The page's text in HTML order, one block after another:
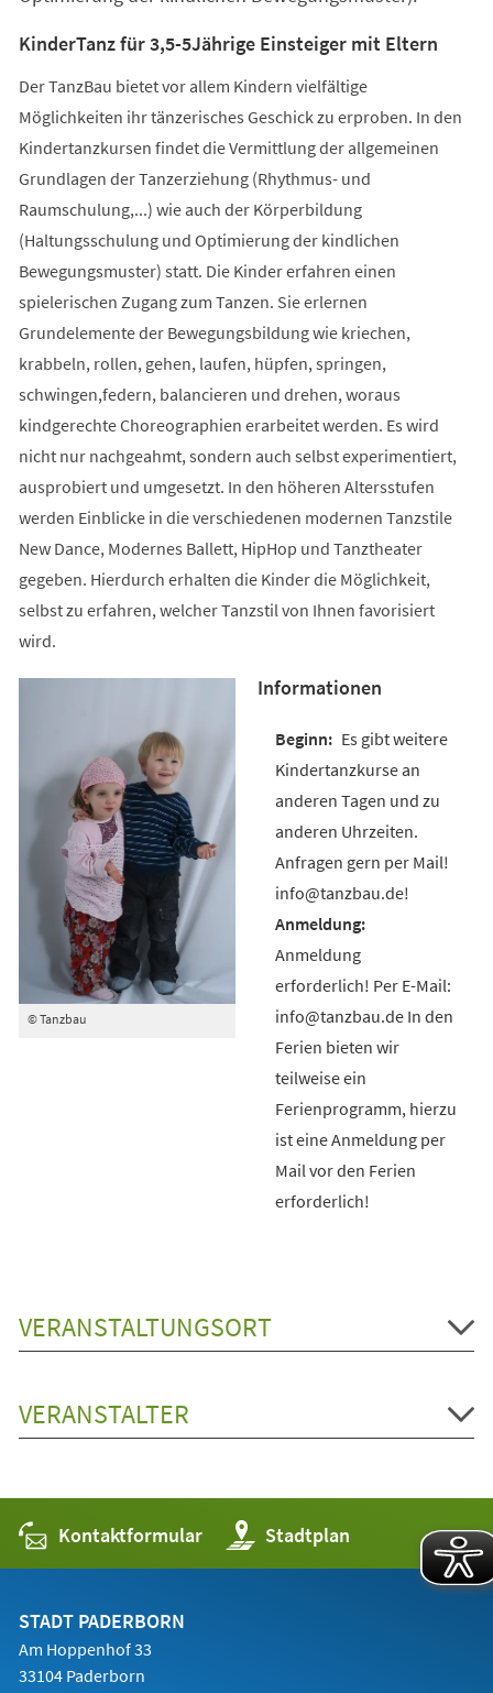
KinderTanz für 3,5-5Jährige Einsteiger mit Eltern
Der TanzBau bietet vor allem Kindern vielfältige
Möglichkeiten ihr tänzerisches Geschick zu erproben. In den
Kindertanzkursen findet die Vermittlung der allgemeinen
Grundlagen der Tanzerziehung (Rhythmus- und
Raumschulung,...) wie auch der Körperbildung
(Haltungsschulung und Optimierung der kindlichen
Bewegungsmuster) statt. Die Kinder erfahren einen
spielerischen Zugang zum Tanzen. Sie erlernen
Grundelemente der Bewegungsbildung wie kriechen,
krabbeln, rollen, gehen, laufen, hüpfen, springen,
schwingen,federn, balancieren und drehen, woraus
kindgerechte Choreographien erarbeitet werden. Es wird
nicht nur nachgeahmt, sondern auch selbst experimentiert,
ausprobiert und umgesetzt. In den höheren Altersstufen
werden Einblicke in die verschiedenen modernen Tanzstile
New Dance, Modernes Ballett, HipHop und Tanztheater
gegeben. Hierdurch erhalten die Kinder die Möglichkeit,
selbst zu erfahren, welcher Tanzstil von Ihnen favorisiert
wird.
© Tanzbau
Informationen
Es gibt weitere
Kindertanzkurse an
anderen Tagen und zu
anderen Uhrzeiten.
Anfragen gern per Mail!
info@tanzbau.de!
Anmeldung
erforderlich! Per E-Mail:
info@tanzbau.de In den
Ferien bieten wir
teilweise ein
Ferienprogramm, hierzu
ist eine Anmeldung per
Mail vor den Ferien
erforderlich!
VERANSTALTUNGSORT
VERANSTALTER
Kontaktformular Stadtplan
(Öffnet
in
einem
STADT PADERBORN
Am Hoppenhof 33
33104 Paderborn